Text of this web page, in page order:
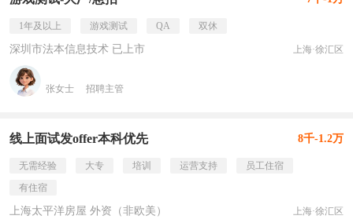
1年及以上 游戏测试 QA 双休
深圳市法本信息技术 已上市 上海·徐汇区
张女士 招聘主管
线上面试发offer本科优先 8千-1.2万
无需经验 大专 培训 运营支持
员工住宿
有住宿
上海太平洋房屋 外资（非欧美） 上海·徐汇区